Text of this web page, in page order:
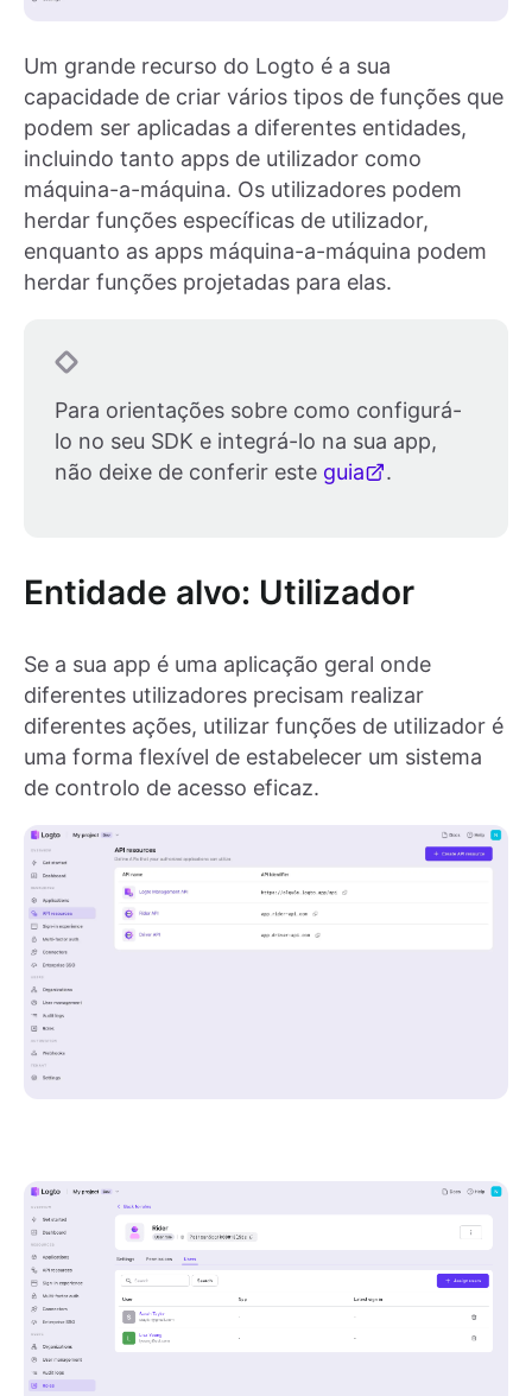
Um grande recurso do Logto é a sua
capacidade de criar vários tipos de funções que
podem ser aplicadas a diferentes entidades,
incluindo tanto apps de utilizador como
máquina-a-máquina. Os utilizadores podem
herdar funções específicas de utilizador,
enquanto as apps máquina-a-máquina podem
herdar funções projetadas para elas.
Para orientações sobre como configurá-
lo no seu SDK e integrá-lo na sua app,
não deixe de conferir este guia .
Entidade alvo: Utilizador
Se a sua app é uma aplicação geral onde
diferentes utilizadores precisam realizar
diferentes ações, utilizar funções de utilizador é
uma forma flexível de estabelecer um sistema
de controlo de acesso eficaz.